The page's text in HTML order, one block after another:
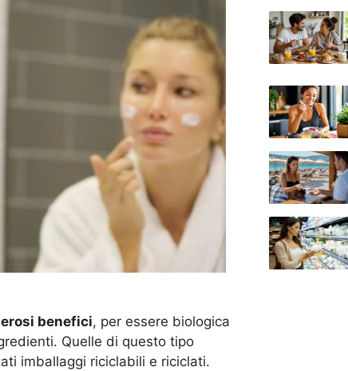
benefici, per essere biologica
Quelle di questo tipo
imballaggi riciclabili e riciclati.